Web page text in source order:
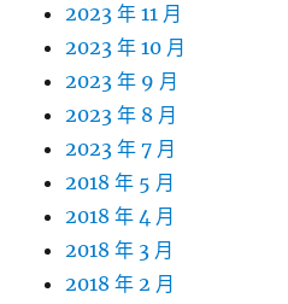
2023 年 11 月
2023 年 10 月
2023 年 9 月
2023 年 8 月
2023 年 7 月
2018 年 5 月
2018 年 4 月
2018 年 3 月
2018 年 2 月